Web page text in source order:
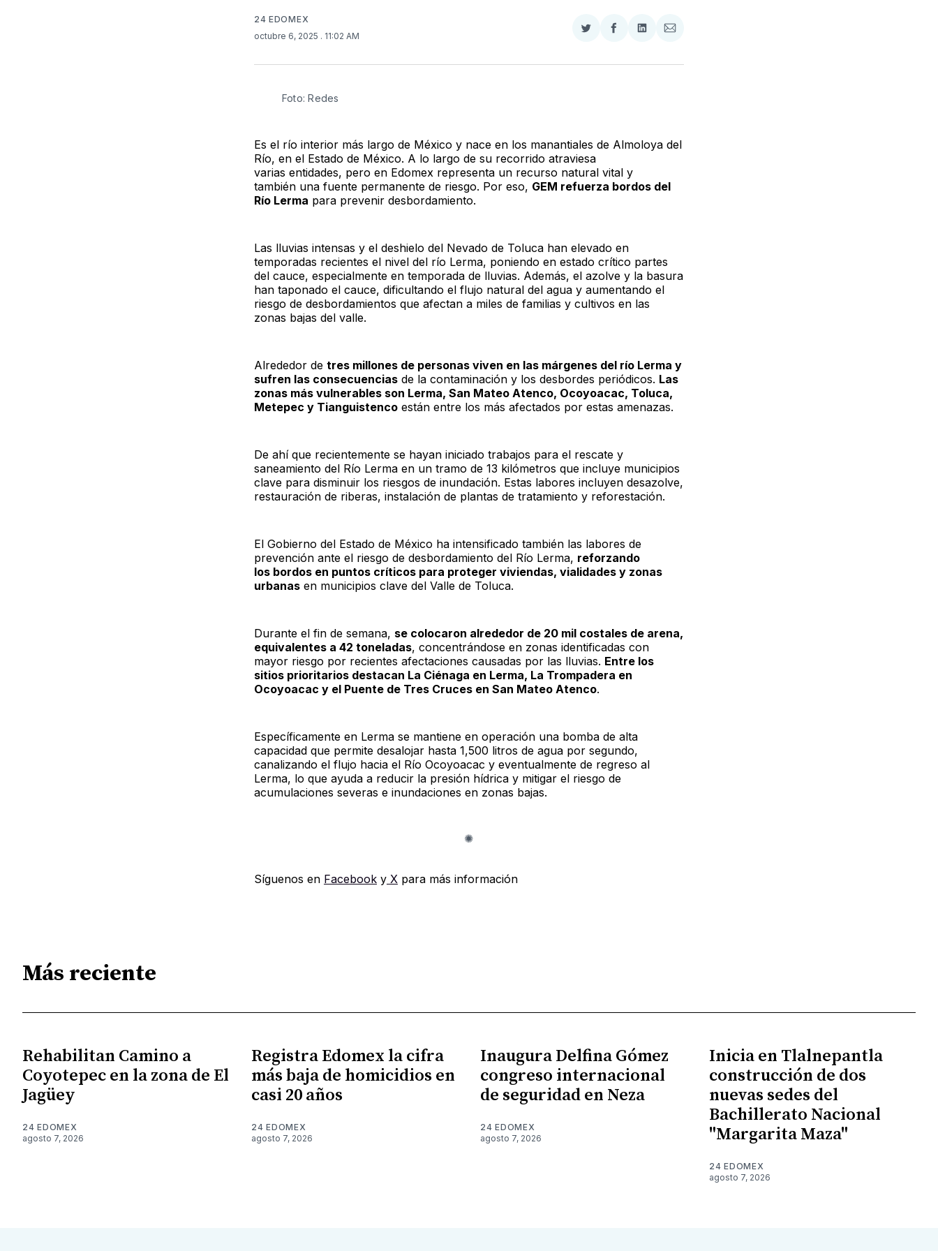
24 EDOMEX
octubre 6, 2025 . 11:02 AM
Compartir
Twitter
Compartir
Facebook
Compartir
LinkedIn
Compartir
Email
Foto: Redes
Es el río interior más largo de México y nace en los manantiales de Almoloya del
Río, en el Estado de México. A lo largo de su recorrido atraviesa
varias entidades, pero en Edomex representa un recurso natural vital y
también una fuente permanente de riesgo. Por eso, GEM refuerza bordos del
Río Lerma para prevenir desbordamiento.
Las lluvias intensas y el deshielo del Nevado de Toluca han elevado en
temporadas recientes el nivel del río Lerma, poniendo en estado crítico partes
del cauce, especialmente en temporada de lluvias. Además, el azolve y la basura
han taponado el cauce, dificultando el flujo natural del agua y aumentando el
riesgo de desbordamientos que afectan a miles de familias y cultivos en las
zonas bajas del valle.
Alrededor de tres millones de personas viven en las márgenes del río Lerma y
sufren las consecuenciasde la contaminación y los desbordes periódicos. Las
zonas más vulnerables son Lerma, San Mateo Atenco, Ocoyoacac, Toluca,
Metepec y Tianguistencoestán entre los más afectados por estas amenazas.
De ahí que recientemente se hayan iniciado trabajos para el rescate y
saneamiento del Río Lerma en un tramo de 13 kilómetros que incluye municipios
clave para disminuir los riesgos de inundación. Estas labores incluyen desazolve,
restauración de riberas, instalación de plantas de tratamiento y reforestación.
El Gobierno del Estado de México ha intensificado también las labores de
prevención ante el riesgo de desbordamiento del Río Lerma, reforzando
los bordos en puntos críticos para proteger viviendas, vialidades y zonas
urbanasen municipios clave del Valle de Toluca.
Durante el fin de semana, se colocaron alrededor de 20 mil costales de arena,
equivalentes a 42 toneladas, concentrándose en zonas identificadas con
mayor riesgo por recientes afectaciones causadas por las lluvias. Entre los
sitios prioritarios destacan La Ciénaga en Lerma, La Trompadera en
Ocoyoacac y el Puente de Tres Cruces en San Mateo Atenco.
Específicamente en Lerma se mantiene en operación una bomba de alta
capacidad que permite desalojar hasta 1,500 litros de agua por segundo,
canalizando el flujo hacia el Río Ocoyoacac y eventualmente de regreso al
Lerma, lo que ayuda a reducir la presión hídrica y mitigar el riesgo de
acumulaciones severas e inundaciones en zonas bajas.
Síguenos en FacebookyX para más información
Más reciente
Rehabilitan Camino a
Coyotepec en la zona de El
Jagüey
24 EDOMEX
agosto 7, 2026
Registra Edomex la cifra
más baja de homicidios en
casi 20 años
24 EDOMEX
agosto 7, 2026
Inaugura Delfina Gómez
congreso internacional
de seguridad en Neza
24 EDOMEX
agosto 7, 2026
Inicia en Tlalnepantla
construcción de dos
nuevas sedes del
Bachillerato Nacional
"Margarita Maza"
24 EDOMEX
agosto 7, 2026